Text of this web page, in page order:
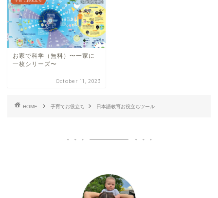
お家で科学（無料）〜一家に
一枚シリーズ〜
October 11, 2023
HOME 子育てお役立ち 日本語教育お役立ちツール